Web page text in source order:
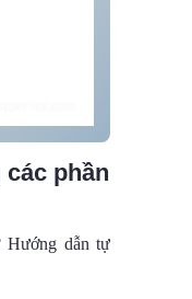
phần
Hướng dẫn tự